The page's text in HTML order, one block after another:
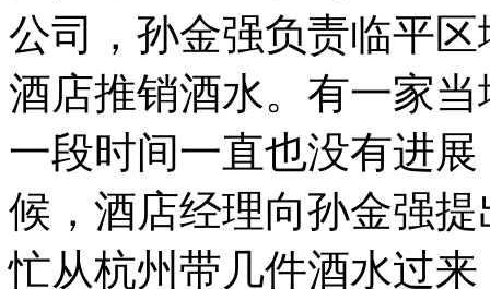
公司，孙金强负责临平
酒店推销酒水。有一家
一段时间一直也没有进
候，酒店经理向孙金强
忙从杭州带几件酒水过